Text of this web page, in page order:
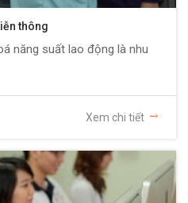
thông
năng suất lao động là nhu
Xem chi tiết